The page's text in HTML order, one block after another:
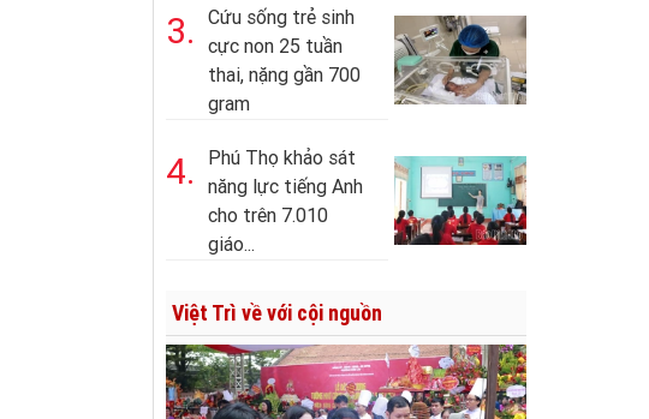
3.
Cứu sống trẻ sinh
cực non 25 tuần
thai, nặng gần 700
gram
4.
Phú Thọ khảo sát
năng lực tiếng Anh
cho trên 7.010
giáo...
Việt Trì về với cội nguồn